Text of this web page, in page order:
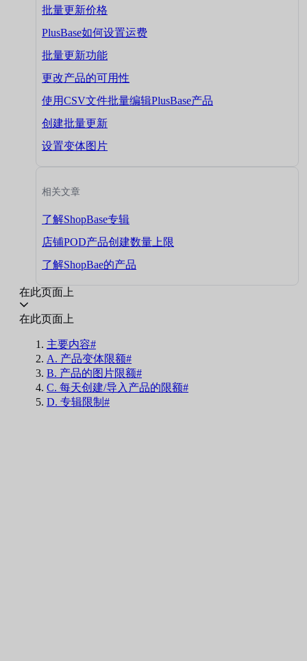
批量更新价格
PlusBase如何设置运费
批量更新功能
更改产品的可用性
使用CSV文件批量编辑PlusBase产品
创建批量更新
设置变体图片
相关文章
了解ShopBase专辑
店铺POD产品创建数量上限
了解ShopBae的产品
在此页面上
在此页面上
主要内容#
A. 产品变体限额#
B. 产品的图片限额#
C. 每天创建/导入产品的限额#
D. 专辑限制#